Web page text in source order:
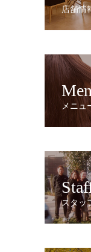
店舗情
メニュ
スタッ